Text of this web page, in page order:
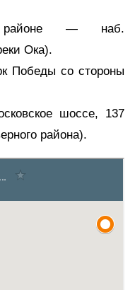
районе — наб.
Ока).
Победы со стороны
шоссе, 137
района).